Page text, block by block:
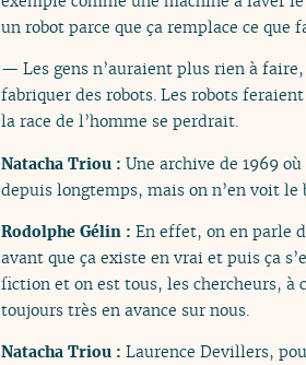
un robot parce que ça remplace ce que
— Les gens n’auraient plus rien à
fabriquer des robots. Les robots
la race de l’homme se perdrait.
Natacha Triou : Une archive de 1969
depuis longtemps, mais on n’en voit
Rodolphe Gélin : En effet, on en parle
avant que ça existe en vrai et puis ça
fiction et on est tous, les chercheurs, à
toujours très en avance sur nous.
Natacha Triou : Laurence Devillers,